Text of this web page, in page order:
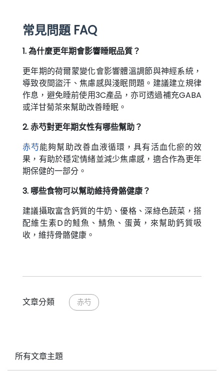
常見問題 FAQ
1. 為什麼更年期會影響睡眠品質？
更年期的荷爾蒙變化會影響體溫調節與神經系統，
導致夜間盜汗、焦慮感與淺眠問題。建議建立規律
作息，避免睡前使用3C產品，亦可透過補充GABA
或洋甘菊茶來幫助改善睡眠。
2. 赤芍對更年期女性有哪些幫助？
赤芍能夠幫助改善血液循環，具有活血化瘀的效
果，有助於穩定情緒並減少焦慮感，適合作為更年
期保健的一部分。
3. 哪些食物可以幫助維持骨骼健康？
建議攝取富含鈣質的牛奶、優格、深綠色蔬菜，搭
配維生素D的鮭魚、鯖魚、蛋黃，來幫助鈣質吸
收，維持骨骼健康。
文章分類 赤芍
所有文章主題